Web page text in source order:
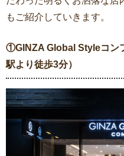
もご紹介していきます。
①GINZA Global Styleコン
駅より徒歩3分）